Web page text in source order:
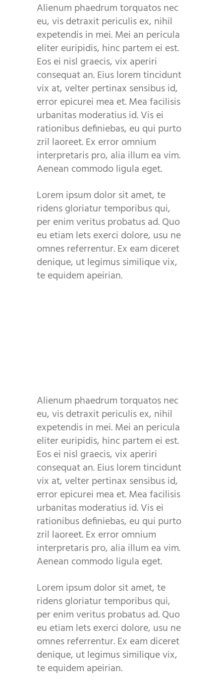
Alienum phaedrum torquatos nec
eu, vis detraxit periculis ex, nihil
expetendis in mei. Mei an pericula
eliter euripidis, hinc partem ei est.
Eos ei nisl graecis, vix aperiri
consequat an. Eius lorem tincidunt
vix at, velter pertinax sensibus id,
error epicurei mea et. Mea facilisis
urbanitas moderatius id. Vis ei
rationibus definiebas, eu qui purto
zril laoreet. Ex error omnium
interpretaris pro, alia illum ea vim.
Aenean commodo ligula eget.
Lorem ipsum dolor sit amet, te
ridens gloriatur temporibus qui,
per enim veritus probatus ad. Quo
eu etiam lets exerci dolore, usu ne
omnes referrentur. Ex eam diceret
denique, ut legimus similique vix,
te equidem apeirian.
Alienum phaedrum torquatos nec
eu, vis detraxit periculis ex, nihil
expetendis in mei. Mei an pericula
eliter euripidis, hinc partem ei est.
Eos ei nisl graecis, vix aperiri
consequat an. Eius lorem tincidunt
vix at, velter pertinax sensibus id,
error epicurei mea et. Mea facilisis
urbanitas moderatius id. Vis ei
rationibus definiebas, eu qui purto
zril laoreet. Ex error omnium
interpretaris pro, alia illum ea vim.
Aenean commodo ligula eget.
Lorem ipsum dolor sit amet, te
ridens gloriatur temporibus qui,
per enim veritus probatus ad. Quo
eu etiam lets exerci dolore, usu ne
omnes referrentur. Ex eam diceret
denique, ut legimus similique vix,
te equidem apeirian.